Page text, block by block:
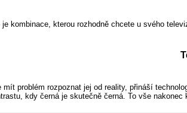
kombinace, kterou rozhodně chcete u svého
mít problém rozpoznat jej od reality, přináší
kdy černá je skutečně černá. To vše